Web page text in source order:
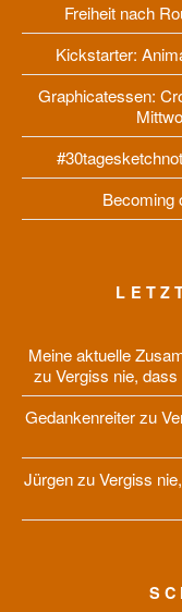
Freiheit nach
Kickstarter:
Graphicatessen:
Becoming
Meine aktuelle
zuVergiss nie,
Gedankenreiterzu
JürgenzuVergiss